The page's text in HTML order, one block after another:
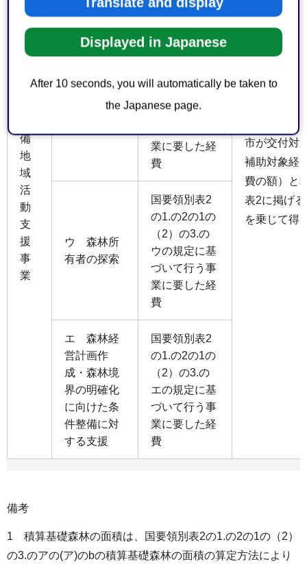
Displayed in Japanese
After 10 seconds, you will automatically be taken to
the Japanese page.
森
備
地
域
活
動
支
援
事
業
業に要した経
市が交付対
補助対象経
費の額）と
表2に掲げ
を乗じて得
イ 森林境
国要領別表2
の1.の2の1の
イの規定に基
業に要した経
費
ウ 森林所
有者の探索
国要領別表2
の1.の2の1の
（2）の3.の
ウの規定に基
づいて行う事
業に要した経
費
エ 森林経
営計画作
成・森林境
界の明確化
に向けた条
件整備に対
する支援
国要領別表2
の1.の2の1の
（2）の3.の
エの規定に基
づいて行う事
業に要した経
費
備考
1 積算基礎森林の面積は、国要領別表2の1.の2の1の（2）
の3.のアの(ア)のbの積算基礎森林の面積の算定方法により